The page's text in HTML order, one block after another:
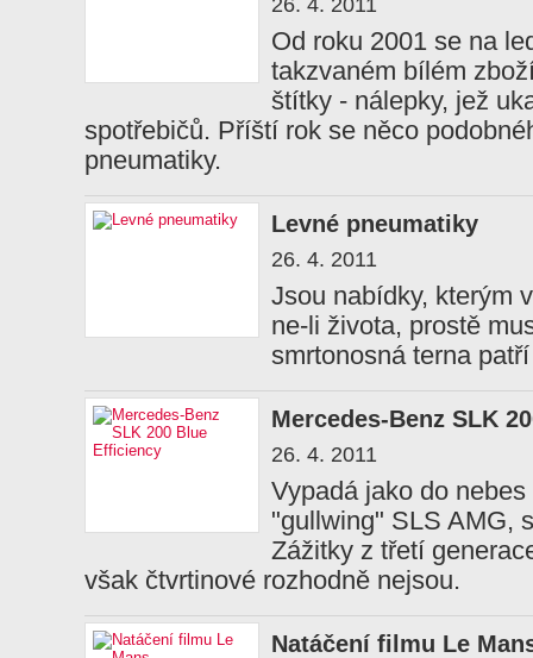
26. 4. 2011
Od roku 2001 se na
takzvaném bílém
štítky - nálepky, jež
spotřebičů. Příští rok se něco
pneumatiky.
Levné pneumatiky
26. 4. 2011
Jsou nabídky, kterým
ne-li života, prostě
smrtonosná terna
Mercedes-Benz SLK
26. 4. 2011
Vypadá jako do
"gullwing" SLS AMG,
Zážitky z třetí
však čtvrtinové rozhodně nejsou.
Natáčení filmu Le